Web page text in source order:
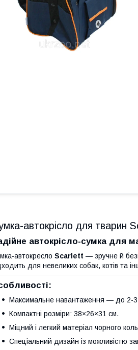
автокрісло для тварин
автокрісло-сумка для
автокресло Scarlett — зручне й
для невеликих собак, котів та
Максимальне навантаження — до 2-3
Компактні розміри: 38×26×31 см.
Міцний і легкий матеріал чорного
Спеціальний дизайн із можливістю